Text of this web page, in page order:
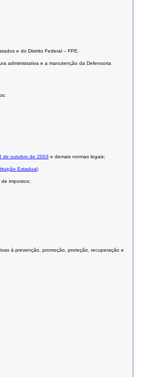
e do Distrito Federal – FPE.
administrativa e a manutenção da Defensoria
de outubro de 2003 e demais normas legais;
Estadual ;
impostos;
à prevenção, promoção, proteção, recuperação e